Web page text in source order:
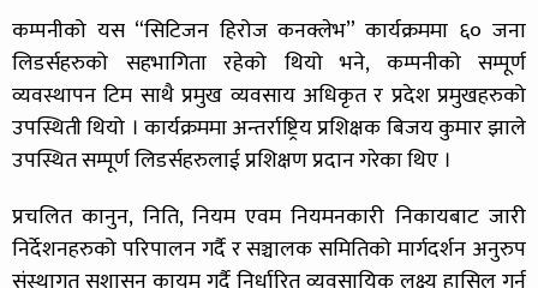
कम्पनीको यस “सिटिजन हिरोज कनक्लेभ” कार्यक्रममा ६० जना
लिडर्सहरुको सहभागिता रहेको थियो भने, कम्पनीको सम्पूर्ण
व्यवस्थापन टिम साथै प्रमुख व्यवसाय अधिकृत र प्रदेश प्रमुखहरुको
उपस्थिती थियो । कार्यक्रममा अन्तर्राष्ट्रिय प्रशिक्षक बिजय कुमार झाले
उपस्थित सम्पूर्ण लिडर्सहरुलाई प्रशिक्षण प्रदान गरेका थिए ।
प्रचलित कानुन, निति, नियम एवम नियमनकारी निकायबाट जारी
निर्देशनहरुको परिपालन गर्दै र सञ्चालक समितिको मार्गदर्शन अनुरुप